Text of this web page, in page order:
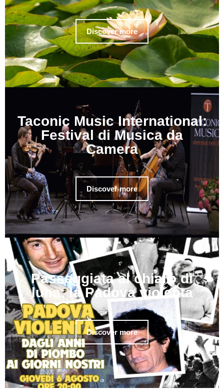
Discover more
Taconic Music International:
Festival di Musica da
Camera
Discover more
Passeggiata al chiaro di
luna: la Padova violenta
Discover more